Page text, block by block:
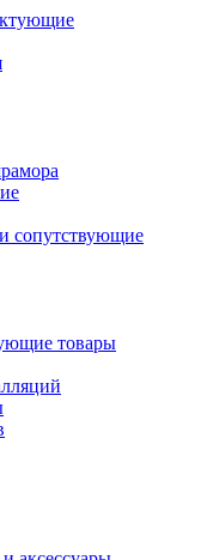
сопутствующие
товары